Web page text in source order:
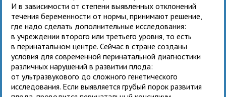
И в зависимости от степени выявленных отклонений
течения беременности от нормы, принимают решение,
где надо сделать дополнительные исследования:
в учреждении второго или третьего уровня, то есть
в перинатальном центре. Сейчас в стране созданы
условия для современной перинатальной диагностики
различных нарушений в развитии плода:
от ультразвукового до сложного генетического
исследования. Если выявляется грубый порок развития